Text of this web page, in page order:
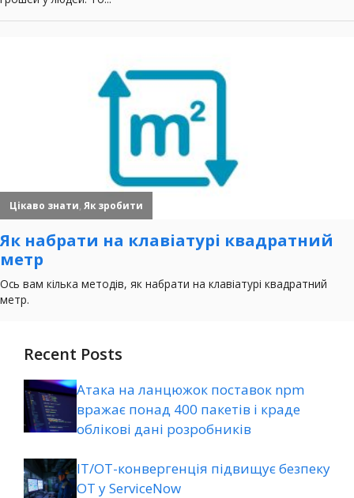
Recent Posts
Атака на ланцюжок поставок npm
вражає понад 400 пакетів і краде
облікові дані розробників
ІТ/ОТ-конвергенція підвищує безпеку
ОТ у ServiceNow